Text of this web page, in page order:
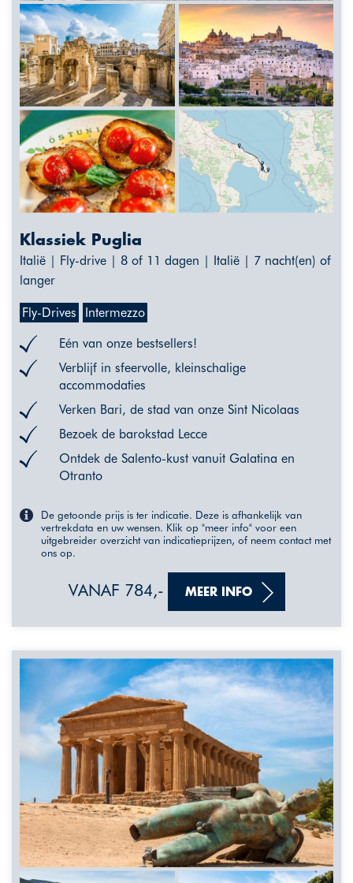
Klassiek Puglia
Italië | Fly-drive | 8 of 11 dagen | Italië | 7 nacht(en) of
langer
Fly-Drives Intermezzo
Eén van onze bestsellers!
Verblijf in sfeervolle, kleinschalige
accommodaties
Verken Bari, de stad van onze Sint Nicolaas
Bezoek de barokstad Lecce
Ontdek de Salento-kust vanuit Galatina en
Otranto
De getoonde prijs is ter indicatie. Deze is afhankelijk van
vertrekdata en uw wensen. Klik op "meer info" voor een
uitgebreider overzicht van indicatieprijzen, of neem contact met
ons op.
VANAF 784,- MEER INFO